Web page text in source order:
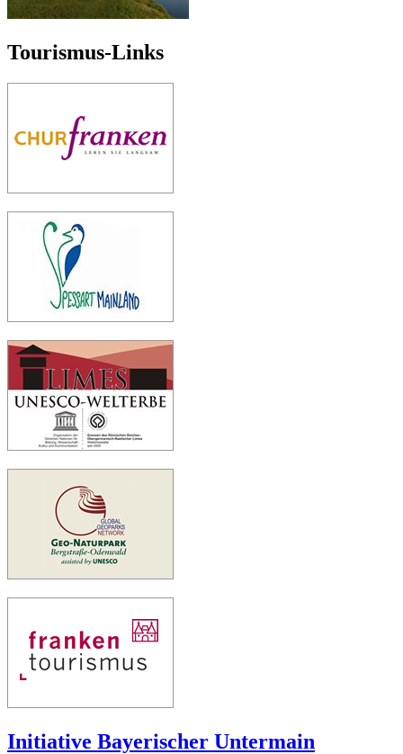
Tourismus-Links
Initiative Bayerischer Untermain